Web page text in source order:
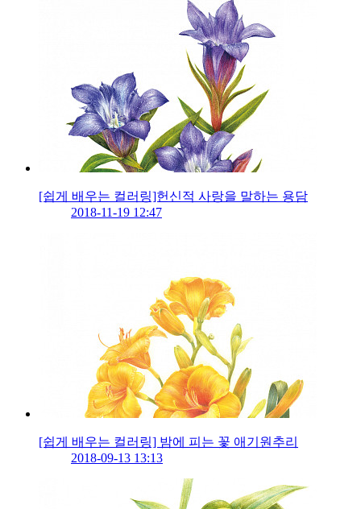
[쉽게 배우는 컬러링]헌신적 사랑을 말하는 용담
2018-11-19 12:47
[쉽게 배우는 컬러링] 밤에 피는 꽃 애기원추리
2018-09-13 13:13